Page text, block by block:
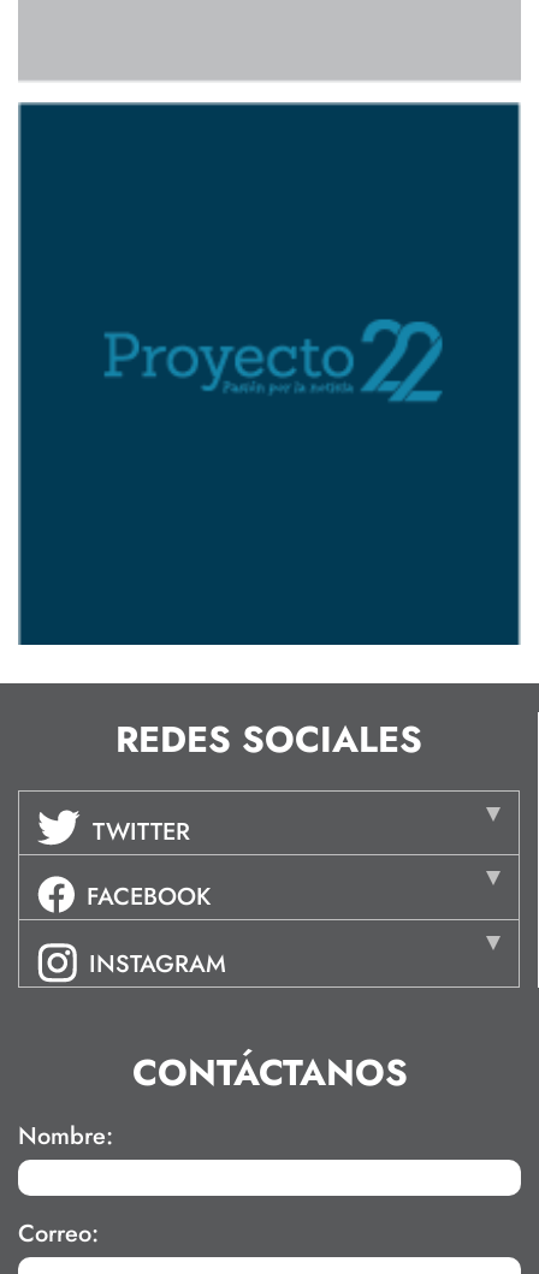
REDES SOCIALES
TWITTER
FACEBOOK
INSTAGRAM
CONTÁCTANOS
Nombre:
Correo: